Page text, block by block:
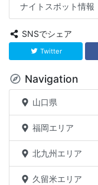
ナイトスポット情報
SNSでシェア
Twitter
Navigation
山口県
福岡エリア
北九州エリア
久留米エリア